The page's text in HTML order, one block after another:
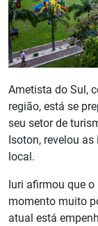
Ametista do Sul,
região, está se
seu setor de
Isoton, revelou
local.
Iuri afirmou que
momento muito
atual está